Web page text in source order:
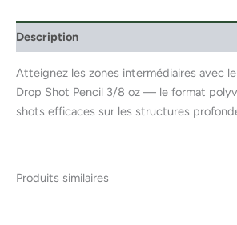
Description
Atteignez les zones intermédiaires avec
Drop Shot Pencil 3/8 oz — le format
shots efficaces sur les structures
Produits similaires